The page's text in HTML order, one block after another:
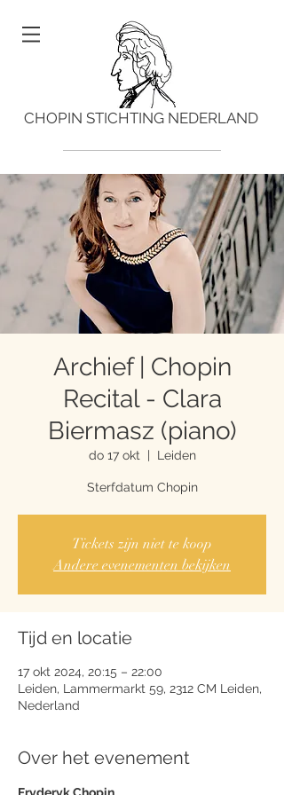
CHOPIN STICHTING NEDERLAND
Archief | Chopin
Recital - Clara
Biermasz (piano)
do 17 okt
  |
Leiden
Sterfdatum Chopin
Tickets zijn niet te koop
Andere evenementen bekijken
Tijd en locatie
17 okt 2024, 20:15 – 22:00
Leiden, Lammermarkt 59, 2312 CM Leiden,
Nederland
Over het evenement